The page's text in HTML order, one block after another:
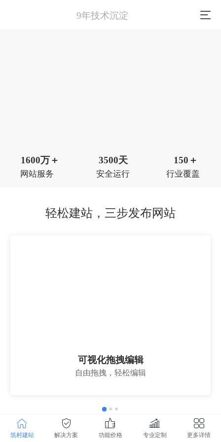
9年技术沉淀
3500天
安全运行
网站服务
1600万＋
行业覆盖
150 ＋
轻松建站，三步发布网站
可视化拖拽编辑
自由拖拽，轻松编辑
免费体验
筑村建站 解决方案 功能价格 专业定制 更多详情